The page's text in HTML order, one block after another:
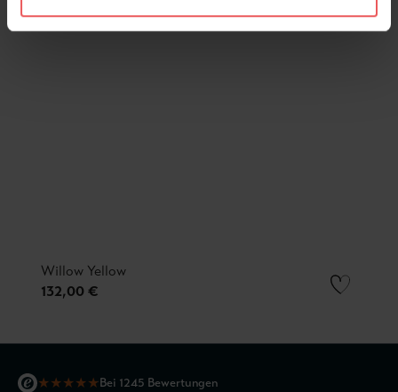
Willow Yellow
132,00 €
★★★★★Bei 1245 Bewertungen